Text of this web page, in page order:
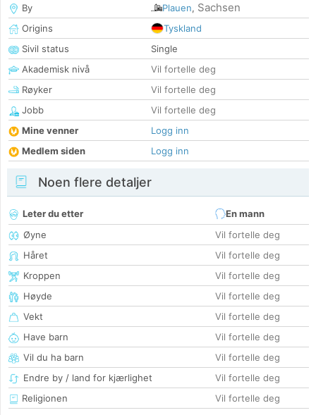
By
Plauen, Sachsen
Origins
Tyskland
Sivil status
Single
Akademisk nivå
Vil fortelle deg
Røyker
Vil fortelle deg
Jobb
Vil fortelle deg
Mine venner
Logg inn
Medlem siden
Logg inn
Noen flere detaljer
Leter du etter
En mann
Øyne
Vil fortelle deg
Håret
Vil fortelle deg
Kroppen
Vil fortelle deg
Høyde
Vil fortelle deg
Vekt
Vil fortelle deg
Have barn
Vil fortelle deg
Vil du ha barn
Vil fortelle deg
Endre by / land for kjærlighet
Vil fortelle deg
Religionen
Vil fortelle deg